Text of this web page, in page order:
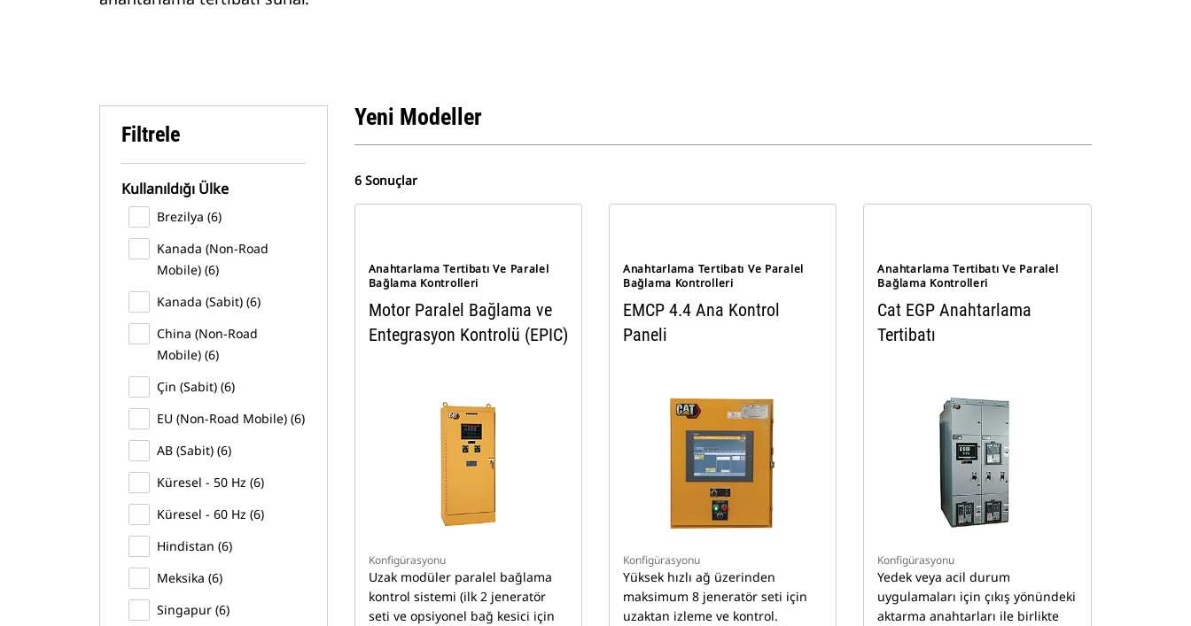
Filtrele
Kullanıldığı Ülke
Brezilya (6)
Kanada (Non-Road
Mobile) (6)
Kanada (Sabit) (6)
China (Non-Road
Mobile) (6)
Çin (Sabit) (6)
EU (Non-Road Mobile) (6)
AB (Sabit) (6)
Küresel - 50 Hz (6)
Küresel - 60 Hz (6)
Hindistan (6)
Meksika (6)
Singapur (6)
Yeni Modeller
6 Sonuçlar
Anahtarlama Tertibatı Ve Paralel
Bağlama Kontrolleri
Motor Paralel Bağlama ve
Entegrasyon Kontrolü (EPIC)
Konfigürasyonu
Uzak modüler paralel bağlama
kontrol sistemi (ilk 2 jeneratör
seti ve opsiyonel bağ kesici için
Anahtarlama Tertibatı Ve Paralel
Bağlama Kontrolleri
EMCP 4.4 Ana Kontrol
Paneli
Konfigürasyonu
Yüksek hızlı ağ üzerinden
maksimum 8 jeneratör seti için
uzaktan izleme ve kontrol.
Anahtarlama Tertibatı Ve Paralel
Bağlama Kontrolleri
Cat EGP Anahtarlama
Tertibatı
Konfigürasyonu
Yedek veya acil durum
uygulamaları için çıkış yönündeki
aktarma anahtarları ile birlikte